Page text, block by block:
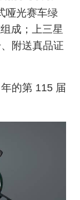
哑光赛车绿
成；上三星
附送真品证
的第 115 届